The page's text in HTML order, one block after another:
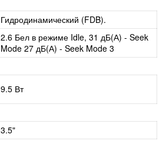
Гидродинамический (FDB).
2.6 Бел в режиме Idle, 31 дБ(А) - Seek
Mode 27 дБ(А) - Seek Mode 3
9.5 Вт
3.5"